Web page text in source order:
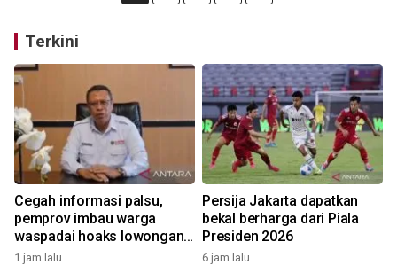
Terkini
Cegah informasi palsu,
pemprov imbau warga
waspadai hoaks lowongan
kerja Blok Masela
1 jam lalu
Persija Jakarta dapatkan
bekal berharga dari Piala
Presiden 2026
6 jam lalu